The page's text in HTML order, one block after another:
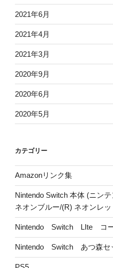
2021年6月
2021年4月
2021年3月
2020年9月
2020年6月
2020年5月
カテゴリー
Amazonリンク集
Nintendo Switch 本体 (ニン
ネオンブルー/(R) ネオンレッ
Nintendo Switch LIte コ
Nintendo Switch あつ森セ